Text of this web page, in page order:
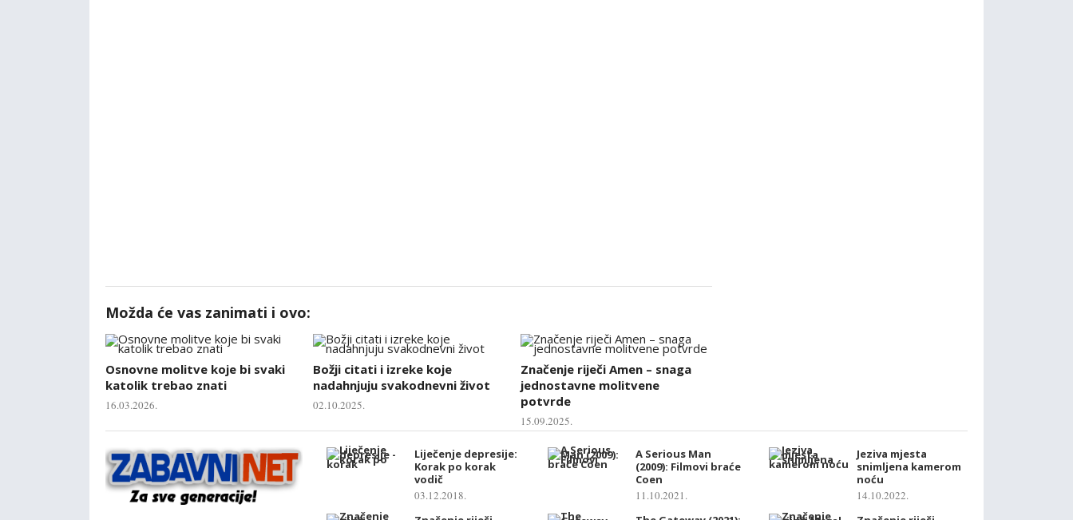
Možda će vas zanimati i ovo:
Osnovne molitve koje bi svaki
katolik trebao znati
16.03.2026.
Božji citati i izreke koje
nadahnjuju svakodnevni život
02.10.2025.
Značenje riječi Amen – snaga
jednostavne molitvene
potvrde
15.09.2025.
Liječenje depresije:
Korak po korak
vodič
03.12.2018.
A Serious Man
(2009): Filmovi braće
Coen
11.10.2021.
Jeziva mjesta
snimljena kamerom
noću
14.10.2022.